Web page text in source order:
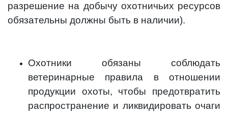
разрешение на добычу охотничьих ресурсов
обязательны должны быть в наличии).
Охотники обязаны соблюдать
ветеринарные правила в отношении
продукции охоты, чтобы предотвратить
распространение и ликвидировать очаги